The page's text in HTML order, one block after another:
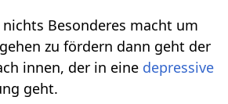
Besonderes macht um
zu fördern dann geht der
innen, der in eine depressive
geht.